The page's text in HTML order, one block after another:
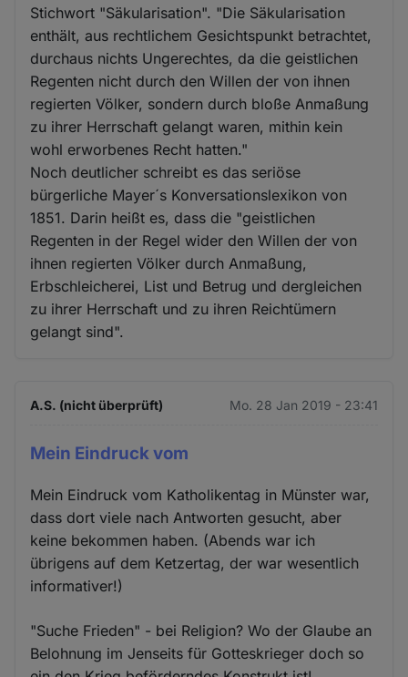
Stichwort "Säkularisation". "Die Säkularisation
enthält, aus rechtlichem Gesichtspunkt betrachtet,
durchaus nichts Ungerechtes, da die geistlichen
Regenten nicht durch den Willen der von ihnen
regierten Völker, sondern durch bloße Anmaßung
zu ihrer Herrschaft gelangt waren, mithin kein
wohl erworbenes Recht hatten."
Noch deutlicher schreibt es das seriöse
bürgerliche Mayer´s Konversationslexikon von
1851. Darin heißt es, dass die "geistlichen
Regenten in der Regel wider den Willen der von
ihnen regierten Völker durch Anmaßung,
Erbschleicherei, List und Betrug und dergleichen
zu ihrer Herrschaft und zu ihren Reichtümern
gelangt sind".
A.S. (nicht überprüft) Mo. 28 Jan 2019 - 23:41
Mein Eindruck vom
Mein Eindruck vom Katholikentag in Münster war,
dass dort viele nach Antworten gesucht, aber
keine bekommen haben. (Abends war ich
übrigens auf dem Ketzertag, der war wesentlich
informativer!)
"Suche Frieden" - bei Religion? Wo der Glaube an
Belohnung im Jenseits für Gotteskrieger doch so